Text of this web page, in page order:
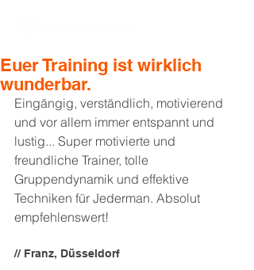
Euer Training ist wirklich
wunderbar.
Eingängig, verständlich, motivierend
und vor allem immer entspannt und
lustig... Super motivierte und
freundliche Trainer, tolle
Gruppendynamik und effektive
Techniken für Jederman. Absolut
empfehlenswert!
// Franz, Düsseldorf